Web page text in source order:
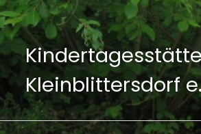
Skip
to
content
Kleinblittersdorf